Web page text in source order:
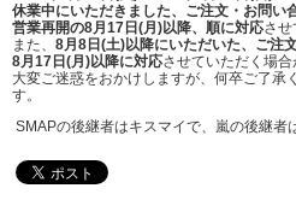
休業中にいただきました、ご注文・お問い
営業再開の8月17日(月)以降、順に対応させ
また、 8月8日(土)以降にいただいた、ご注
8月17日(月)以降に対応させていただく場合
大変ご迷惑をおかけしますが、 何卒ご了承
す。
SMAPの後継者はキスマイで、嵐の後継者